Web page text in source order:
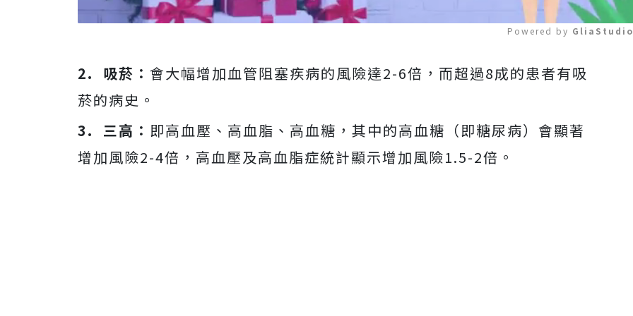
Mute
Powered by
2. 吸菸： 會大幅增加血管阻塞疾病的風險達2-6倍，而超過8成的患者有吸
菸的病史。
3. 三高： 即高血壓、高血脂、高血糖，其中的高血糖（即糖尿病）會顯著
增加風險2-4倍，高血壓及高血脂症統計顯示增加風險1.5-2倍。